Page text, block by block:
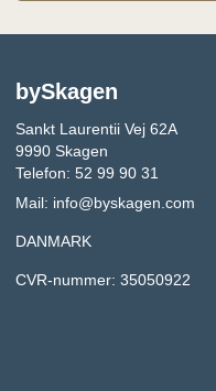
bySkagen
Sankt Laurentii Vej 62A
9990 Skagen
Telefon: 52 99 90 31
Mail: info@byskagen.com
DANMARK
CVR-nummer: 35050922